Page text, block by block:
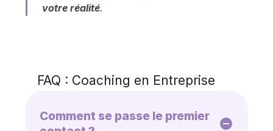
votre réalité.
FAQ : Coaching en Entreprise
Comment se passe le premier